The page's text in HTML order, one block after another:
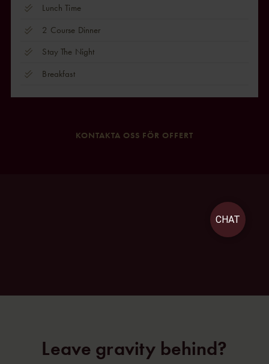
Lunch Time
2 Course Dinner
Stay The Night
Breakfast
KONTAKTA OSS FÖR OFFERT
Leave gravity behind?
CHAT